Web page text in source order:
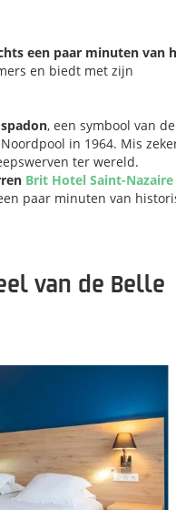
een paar minuten van
en biedt met zijn
, een symbool van de
in 1964. Mis
ter wereld.
Brit Hotel Saint-Nazaire
paar minuten van
van de Belle